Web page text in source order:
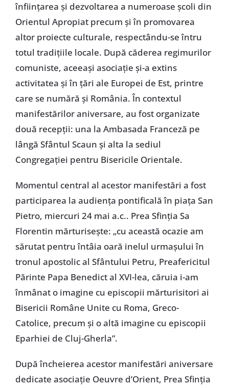
înfiinţarea şi dezvoltarea a numeroase şcoli din
Orientul Apropiat precum şi în promovarea
altor proiecte culturale, respectându-se întru
totul tradiţiile locale. După căderea regimurilor
comuniste, aceeaşi asociaţie şi-a extins
activitatea şi în ţări ale Europei de Est, printre
care se numără şi România. În contextul
manifestărilor aniversare, au fost organizate
două recepţii: una la Ambasada Franceză pe
lângă Sfântul Scaun şi alta la sediul
Congregaţiei pentru Bisericile Orientale.
Momentul central al acestor manifestări a fost
participarea la audienţa pontificală în piaţa San
Pietro, miercuri 24 mai a.c.. Prea Sfinţia Sa
Florentin mărturiseşte: „cu această ocazie am
sărutat pentru întâia oară inelul urmaşului în
tronul apostolic al Sfântului Petru, Preafericitul
Părinte Papa Benedict al XVI-lea, căruia i-am
înmânat o imagine cu episcopii mărturisitori ai
Bisericii Române Unite cu Roma, Greco-
Catolice, precum şi o altă imagine cu episcopii
Eparhiei de Cluj-Gherla”.
După încheierea acestor manifestări aniversare
dedicate asociaţie Oeuvre d’Orient, Prea Sfinţia